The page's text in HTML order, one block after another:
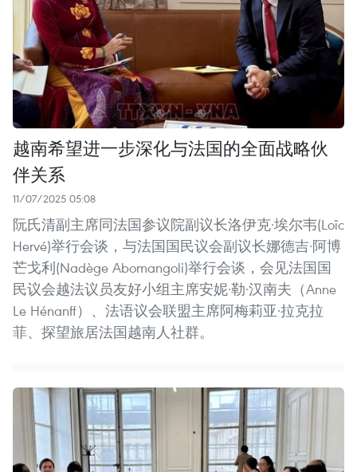
越南希望进一步深化与法国的全面战略伙
伴关系
11/07/2025 05:08
阮氏清副主席同法国参议院副议长洛伊克·埃尔韦(Loïc
Hervé)举行会谈，与法国国民议会副议长娜德吉·阿博
芒戈利(Nadège Abomangoli)举行会谈，会见法国国
民议会越法议员友好小组主席安妮·勒·汉南夫（Anne
Le Hénanff）、法语议会联盟主席阿梅莉亚·拉克拉
菲、探望旅居法国越南人社群。